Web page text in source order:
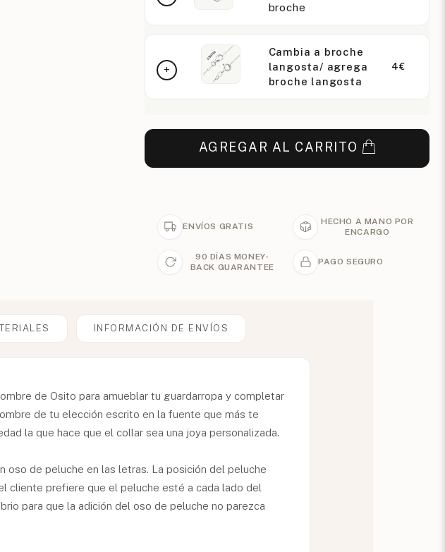
broche
Cambia a broche
langosta/ agrega
broche langosta
4€
AGREGAR AL CARRITO
ENVÍOS GRATIS
HECHO A MANO POR
ENCARGO
90 DÍAS MONEY-
BACK GUARANTEE
PAGO SEGURO
INFORMACIÓN DE ENVÍOS
de Osito para amueblar tu guardarropa y completar
de tu elección escrito en la fuente que más te
la que hace que el collar sea una joya personalizada.
oso de peluche en las letras. La posición del peluche
cliente prefiere que el peluche esté a cada lado del
para que la adición del oso de peluche no parezca